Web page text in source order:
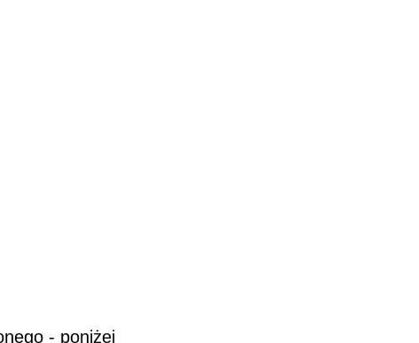
- poniżej